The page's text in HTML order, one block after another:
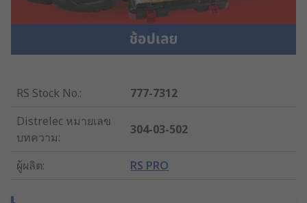
RS Stock No.:
777-7312
Distrelec หมายเลข
บทความ:
304-03-502
ผู้ผลิต: RS PRO